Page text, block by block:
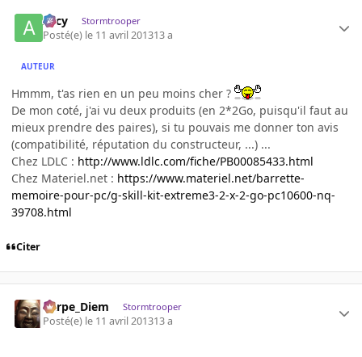
Arcy Stormtrooper
Posté(e) le 11 avril 201313 a
AUTEUR
Hmmm, t'as rien en un peu moins cher ?
De mon coté, j'ai vu deux produits (en 2*2Go, puisqu'il faut au
mieux prendre des paires), si tu pouvais me donner ton avis
(compatibilité, réputation du constructeur, ...) ...
Chez LDLC : http://www.ldlc.com/fiche/PB00085433.html
Chez Materiel.net : https://www.materiel.net/barrette-
memoire-pour-pc/g-skill-kit-extreme3-2-x-2-go-pc10600-nq-
39708.html
Citer
Carpe_Diem Stormtrooper
Posté(e) le 11 avril 201313 a